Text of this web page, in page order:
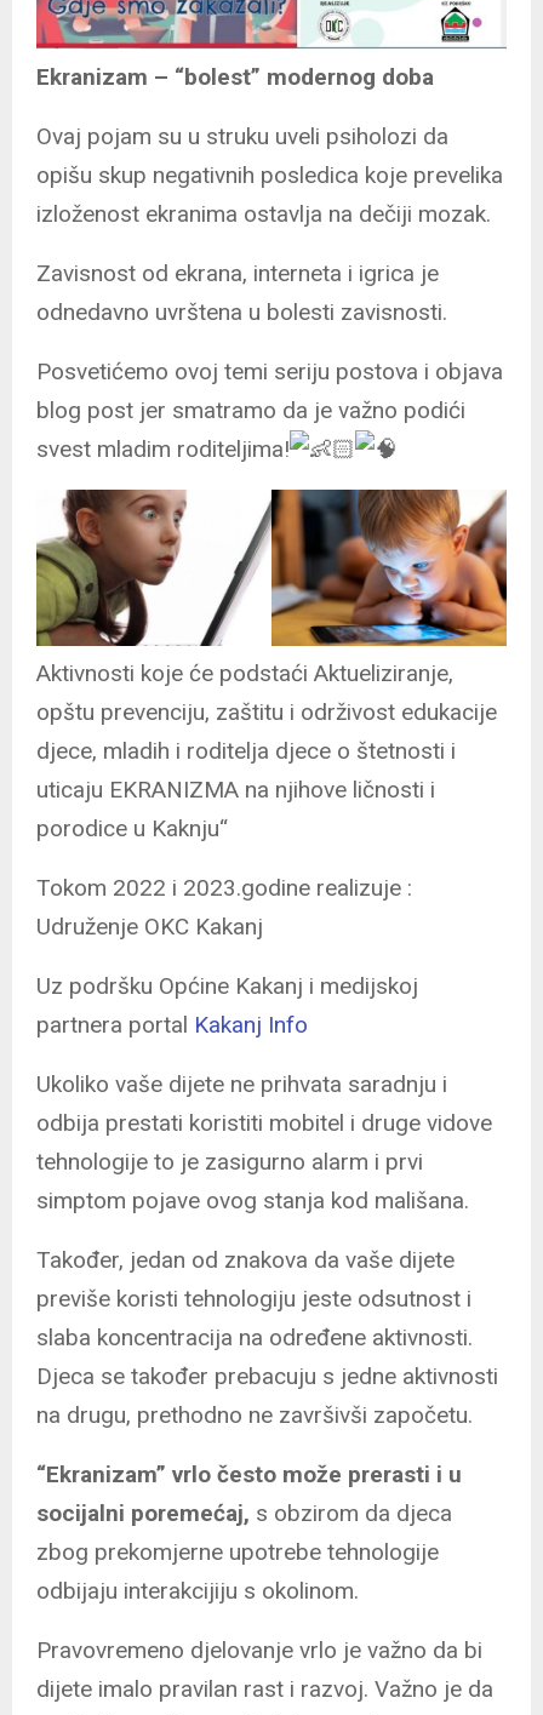
Ekranizam – “bolest” modernog doba
Ovaj pojam su u struku uveli psiholozi da
opišu skup negativnih posledica koje prevelika
izloženost ekranima ostavlja na dečiji mozak.
Zavisnost od ekrana, interneta i igrica je
odnedavno uvrštena u bolesti zavisnosti.
Posvetićemo ovoj temi seriju postova i objava
blog post jer smatramo da je važno podići
svest mladim roditeljima!
Aktivnosti koje će podstaći Aktueliziranje,
opštu prevenciju, zaštitu i održivost edukacije
djece, mladih i roditelja djece o štetnosti i
uticaju EKRANIZMA na njihove ličnosti i
porodice u Kaknju“
Tokom 2022 i 2023.godine realizuje :
Udruženje OKC Kakanj
Uz podršku Općine Kakanj i medijskoj
partnera portal Kakanj Info
Ukoliko vaše dijete ne prihvata saradnju i
odbija prestati koristiti mobitel i druge vidove
tehnologije to je zasigurno alarm i prvi
simptom pojave ovog stanja kod mališana.
Također, jedan od znakova da vaše dijete
previše koristi tehnologiju jeste odsutnost i
slaba koncentracija na određene aktivnosti.
Djeca se također prebacuju s jedne aktivnosti
na drugu, prethodno ne završivši započetu.
“Ekranizam” vrlo često može prerasti i u
socijalni poremećaj, s obzirom da djeca
zbog prekomjerne upotrebe tehnologije
odbijaju interakcijiju s okolinom.
Pravovremeno djelovanje vrlo je važno da bi
dijete imalo pravilan rast i razvoj. Važno je da